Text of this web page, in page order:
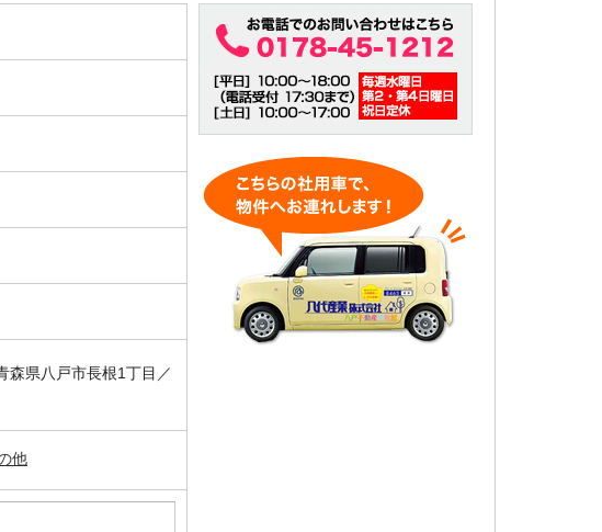
森県八戸市長根1丁目／
他